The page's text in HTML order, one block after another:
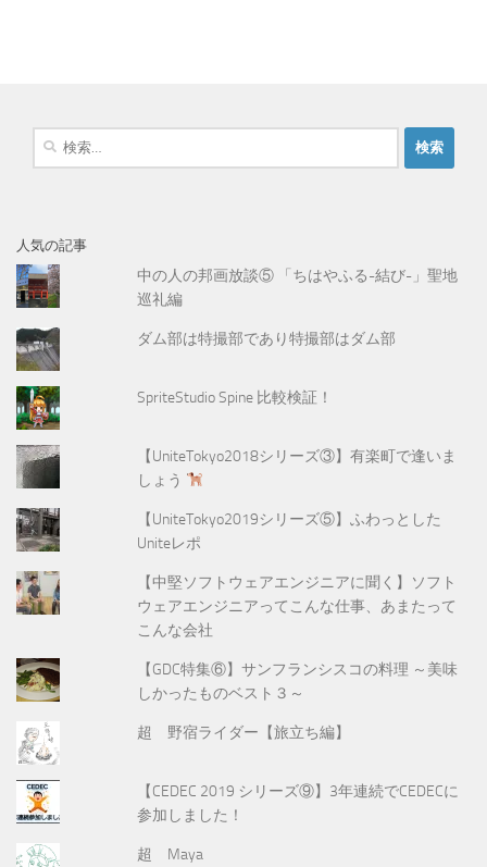
人気の記事
中の人の邦画放談⑤ 「ちはやふる-結び-」聖地
巡礼編
ダム部は特撮部であり特撮部はダム部
SpriteStudio Spine 比較検証！
【UniteTokyo2018シリーズ③】有楽町で逢いま
しょう
【UniteTokyo2019シリーズ⑤】ふわっとした
Uniteレポ
【中堅ソフトウェアエンジニアに聞く】ソフト
ウェアエンジニアってこんな仕事、あまたって
こんな会社
【GDC特集⑥】サンフランシスコの料理 ～美味
しかったものベスト３～
超 野宿ライダー【旅立ち編】
【CEDEC 2019 シリーズ⑨】3年連続でCEDECに
参加しました！
超 Maya